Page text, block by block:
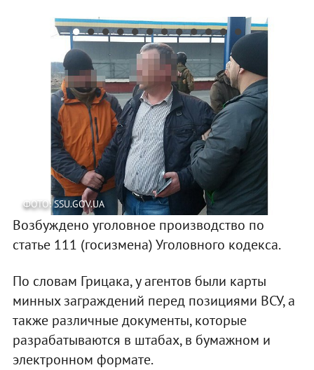
ФОТО: SSU.GOV.UA
Возбуждено уголовное производство по
статье 111 (госизмена) Уголовного кодекса.
По словам Грицака, у агентов были карты
минных заграждений перед позициями ВСУ, а
также различные документы, которые
разрабатываются в штабах, в бумажном и
электронном формате.